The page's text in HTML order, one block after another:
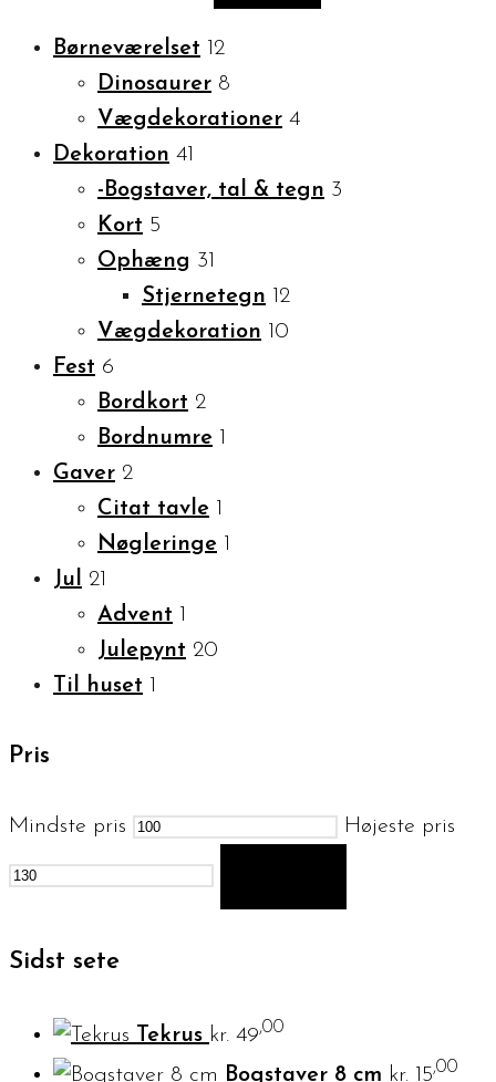
Børneværelset 12
Dinosaurer 8
Vægdekorationer 4
Dekoration 41
-Bogstaver, tal & tegn 3
Kort 5
Ophæng 31
Stjernetegn 12
Vægdekoration 10
Fest 6
Bordkort 2
Bordnumre 1
Gaver 2
Citat tavle 1
Nøgleringe 1
Jul 21
Advent 1
Julepynt 20
Til huset 1
Pris
Mindste pris Højeste pris
Sidst sete
Tekrus kr. 49,00
Bogstaver 8 cm kr. 15,00